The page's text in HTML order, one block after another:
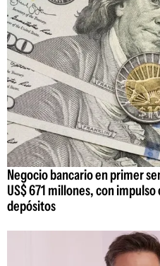
Negocio bancario en primer
US$ 671 millones, con
depósitos